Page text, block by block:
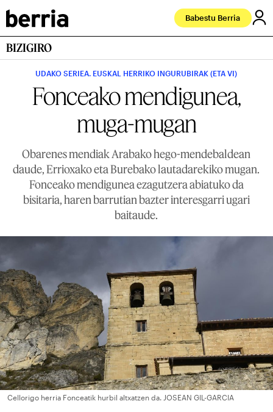
Babestu Berria
BIZIGIRO
UDAKO SERIEA. EUSKAL HERRIKO INGURUBIRAK (ETA VI)
Fonceako mendigunea,
muga-mugan
Obarenes mendiak Arabako hego-mendebaldean
daude, Errioxako eta Burebako lautadarekiko mugan.
Fonceako mendigunea ezagutzera abiatuko da
bisitaria, haren barrutian bazter interesgarri ugari
baitaude.
Cellorigo herria Fonceatik hurbil altxatzen da. JOSEAN GIL-GARCIA